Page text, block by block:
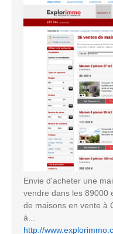
Envie d'acheter une
vendre dans les 89000
de maisons en vente à
à...
http://